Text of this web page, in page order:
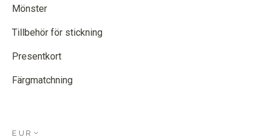
Mönster
Tillbehör för stickning
Presentkort
Färgmatchning
EUR